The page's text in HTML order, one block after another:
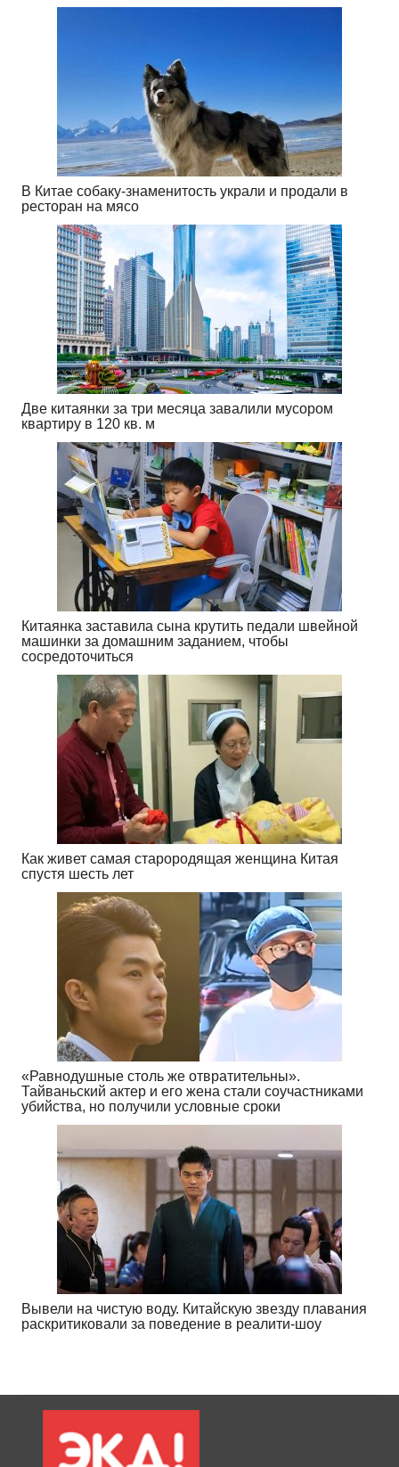
В Китае собаку-знаменитость украли и продали в
ресторан на мясо
Две китаянки за три месяца завалили мусором
квартиру в 120 кв. м
Китаянка заставила сына крутить педали швейной
машинки за домашним заданием, чтобы
сосредоточиться
Как живет самая старородящая женщина Китая
спустя шесть лет
«Равнодушные столь же отвратительны».
Тайваньский актер и его жена стали соучастниками
убийства, но получили условные сроки
Вывели на чистую воду. Китайскую звезду плавания
раскритиковали за поведение в реалити-шоу